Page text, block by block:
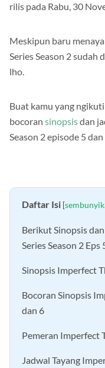
rilis pada Rabu, 30
Meskipun baru
Series Season 2
lho.
Buat kamu yang
bocoran sinopsisdan
Season 2 episode 5
Daftar Isi [
Berikut Sinopsis
Series Season 2 Eps
Sinopsis Imperfect
Bocoran Sinopsis
dan 6
Pemeran Imperfect
Jadwal Tayang